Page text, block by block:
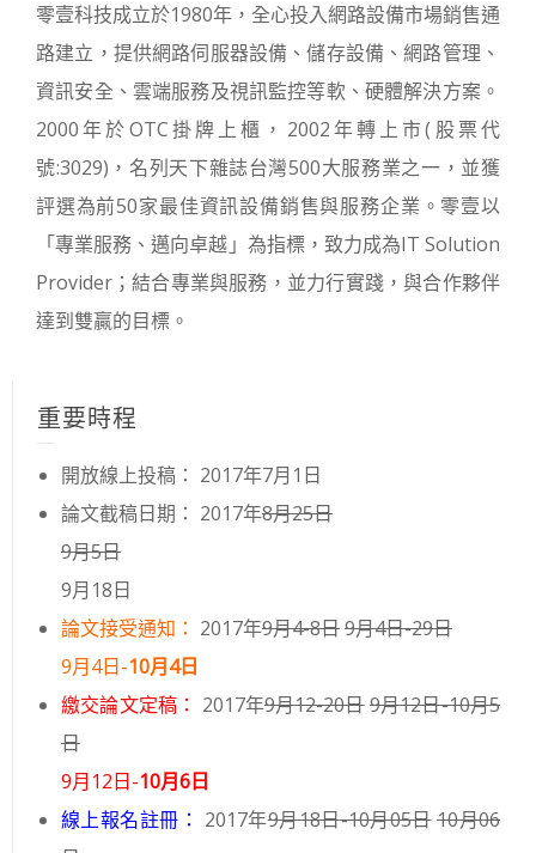
零壹科技成立於1980年，全心投入網路設備市場銷售通
路建立，提供網路伺服器設備、儲存設備、網路管理、
資訊安全、雲端服務及視訊監控等軟、硬體解決方案。
2000年於OTC掛牌上櫃，2002年轉上市(股票代
號:3029)，名列天下雜誌台灣500大服務業之一，並獲
評選為前50家最佳資訊設備銷售與服務企業。零壹以
「專業服務、邁向卓越」為指標，致力成為IT Solution
Provider；結合專業與服務，並力行實踐，與合作夥伴
達到雙贏的目標。
重要時程
開放線上投稿： 2017年7月1日
論文截稿日期： 2017年8月25日
9月5日
9月18日
論文接受通知： 2017年9月4-8日9月4日-29日
9月4日-10月4日
繳交論文定稿： 2017年9月12-20日9月12日-10月5
日
9月12日-10月6日
線上報名註冊： 2017年9月18日-10月05日 10月06